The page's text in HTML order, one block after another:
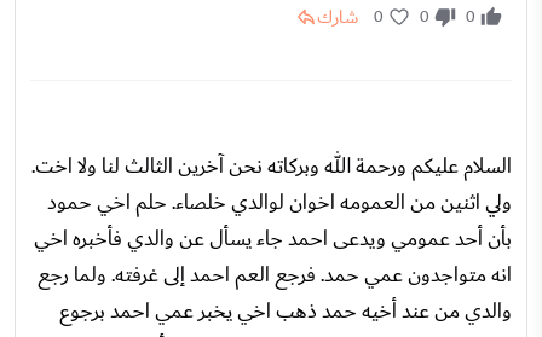
0
0
0 شارك
السلام عليكم ورحمة الله وبركاته نحن آخرين الثالث لنا ولا اخت.
ولي اثنين من العمومه اخوان لوالدي خلصاء. حلم اخي حمود
بأن أحد عمومي ويدعى احمد جاء يسأل عن والدي فأخبره اخي
انه متواجدون عمي حمد. فرجع العم احمد إلى غرفته. ولما رجع
والدي من عند أخيه حمد ذهب اخي يخبر عمي احمد برجوع